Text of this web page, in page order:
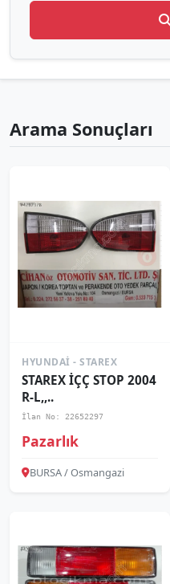
Arama Sonuçları
HYUNDAI - STAREX
STAREX İÇÇ STOP 2004
R-L,,..
İlan No: 22652297
Pazarlık
BURSA / Osmangazi